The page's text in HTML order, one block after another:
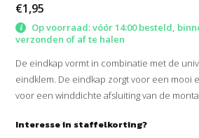
€1,95
Op voorraad: vóór 14:00 besteld,
verzonden of af te halen
De eindkap vormt in combinatie met de
eindklem. De eindkap zorgt voor een mooi
voor een winddichte afsluiting van de
Interesse in staffelkorting?